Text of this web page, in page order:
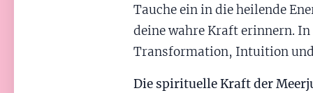
Tauche ein in die heilende
deine wahre Kraft erinnern.
Transformation, Intuition und
Die spirituelle Kraft der